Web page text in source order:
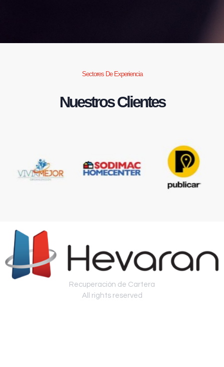
Sectores De Experiencia
Nuestros Clientes
Recuperación de Cartera
All rights reserved